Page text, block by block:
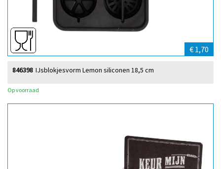
€ 1,70
IJsblokjesvorm Lemon siliconen 18,5 cm
846398
Op voorraad